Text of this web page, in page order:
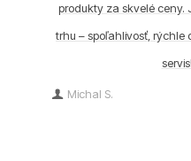
produkty za skvelé
trhu – spoľahlivosť,
Michal S.